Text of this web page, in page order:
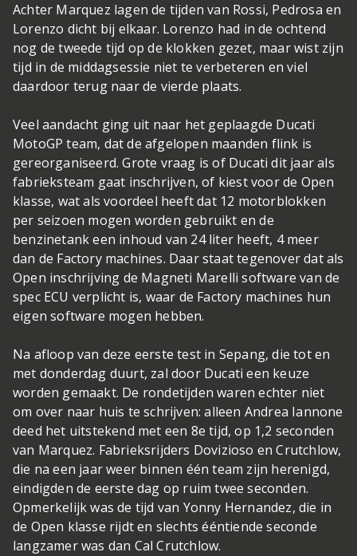
Achter Marquez lagen de tijden van Rossi, Pedrosa en
Lorenzo dicht bij elkaar. Lorenzo had in de ochtend
nog de tweede tijd op de klokken gezet, maar wist zijn
tijd in de middagsessie niet te verbeteren en viel
daardoor terug naar de vierde plaats.
Veel aandacht ging uit naar het geplaagde Ducati
MotoGP team, dat de afgelopen maanden flink is
gereorganiseerd. Grote vraag is of Ducati dit jaar als
fabrieksteam gaat inschrijven, of kiest voor de Open
klasse, wat als voordeel heeft dat 12 motorblokken
per seizoen mogen worden gebruikt en de
benzinetank een inhoud van 24 liter heeft, 4 meer
dan de Factory machines. Daar staat tegenover dat als
Open inschrijving de Magneti Marelli software van de
spec ECU verplicht is, waar de Factory machines hun
eigen software mogen hebben.
Na afloop van deze eerste test in Sepang, die tot en
met donderdag duurt, zal door Ducati een keuze
worden gemaakt. De rondetijden waren echter niet
om over naar huis te schrijven: alleen Andrea Iannone
deed het uitstekend met een 8e tijd, op 1,2 seconden
van Marquez. Fabrieksrijders Dovizioso en Crutchlow,
die na een jaar weer binnen één team zijn herenigd,
eindigden de eerste dag op ruim twee seconden.
Opmerkelijk was de tijd van Yonny Hernandez, die in
de Open klasse rijdt en slechts ééntiende seconde
langzamer was dan Cal Crutchlow.